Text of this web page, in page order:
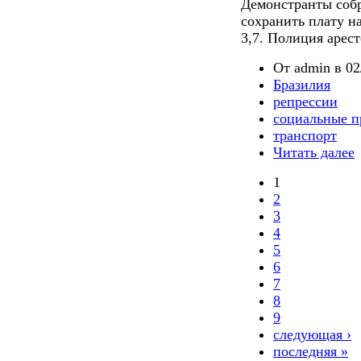
Демонстранты
сохранить плату
3,7. Полиция
От admin в
Бразилия
репрессии
социальные
транспорт
Читать далее
1
2
3
4
5
6
7
8
9
следующая ›
последняя »